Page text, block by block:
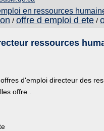
en ressources
/ offre d emploi d ete /
ressources
d'emploi directeur des
offre .